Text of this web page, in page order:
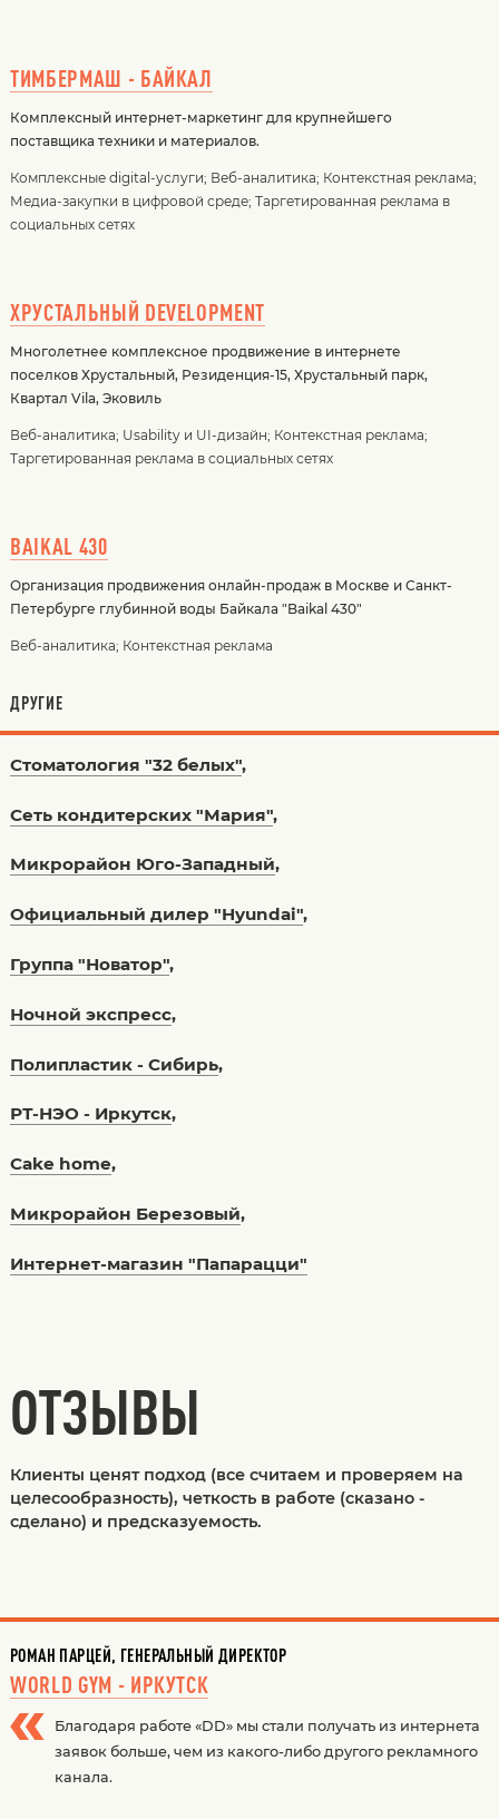
ТИМБЕРМАШ - БАЙКАЛ
Комплексный интернет-маркетинг для крупнейшего
поставщика техники и материалов.
Комплексные digital-услуги; Веб-аналитика; Контекстная реклама;
Медиа-закупки в цифровой среде; Таргетированная реклама в
социальных сетях
ХРУСТАЛЬНЫЙ DEVELOPMENT
Многолетнее комплексное продвижение в интернете
поселков Хрустальный, Резиденция-15, Хрустальный парк,
Квартал Vila, Эковиль
Веб-аналитика; Usability и UI-дизайн; Контекстная реклама;
Таргетированная реклама в социальных сетях
BAIKAL 430
Организация продвижения онлайн-продаж в Москве и Санкт-
Петербурге глубинной воды Байкала "Baikal 430"
Веб-аналитика; Контекстная реклама
ДРУГИЕ
Стоматология "32 белых",
Сеть кондитерских "Мария",
Микрорайон Юго-Западный,
Официальный дилер "Hyundai",
Группа "Новатор",
Ночной экспресс,
Полипластик - Сибирь,
РТ-НЭО - Иркутск,
Cake home,
Микрорайон Березовый,
Интернет-магазин "Папарацци"
ОТЗЫВЫ
Клиенты ценят подход (все считаем и проверяем на
целесообразность), четкость в работе (сказано -
сделано) и предсказуемость.
РОМАН ПАРЦЕЙ, ГЕНЕРАЛЬНЫЙ ДИРЕКТОР
WORLD GYM - ИРКУТСК
Благодаря работе «DD» мы стали получать из интернета
заявок больше, чем из какого-либо другого рекламного
канала.